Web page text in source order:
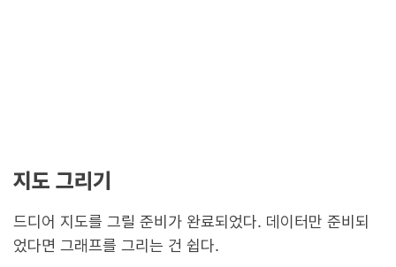
지도 그리기
드디어 지도를 그릴 준비가 완료되었다. 데이터만 준비되
었다면 그래프를 그리는 건 쉽다.